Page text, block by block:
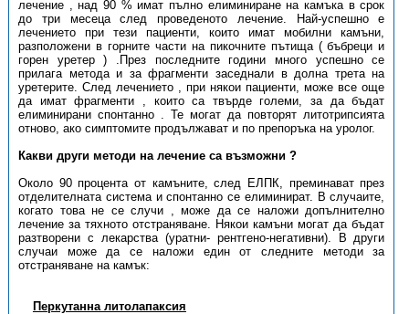
лечение , над 90 % имат пълно елиминиране на камъка в срок
до три месеца след проведеното лечение. Най-успешно е
лечението при тези пациенти, които имат мобилни камъни,
разположени в горните части на пикочните пътища ( бъбреци и
горен уретер ) .През последните години много успешно се
прилага метода и за фрагменти заседнали в долна трета на
уретерите. След лечението , при някои пациенти, може все още
да имат фрагменти , които са твърде големи, за да бъдат
елиминирани спонтанно . Те могат да повторят литотрипсията
отново, ако симптомите продължават и по препоръка на уролог.
Какви други методи на лечение са възможни ?
Около 90 процента от камъните, след ЕЛПК, преминават през
отделителната система и спонтанно се елиминират. В случаите,
когато това не се случи , може да се наложи допълнително
лечение за тяхното отстраняване. Някои камъни могат да бъдат
разтворени с лекарства (уратни- рентгено-негативни). В други
случаи може да се наложи един от следните методи за
отстраняване на камък:
Перкутанна литолапаксия